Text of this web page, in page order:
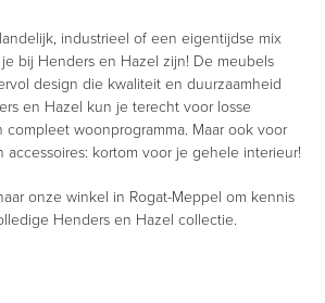
industrieel of een eigentijdse mix
bij Henders en Hazel zijn! De meubels
design die kwaliteit en duurzaamheid
en Hazel kun je terecht voor losse
woonprogramma. Maar ook voor
kortom voor je gehele interieur!
onze winkel in Rogat-Meppel om kennis
Henders en Hazel collectie.